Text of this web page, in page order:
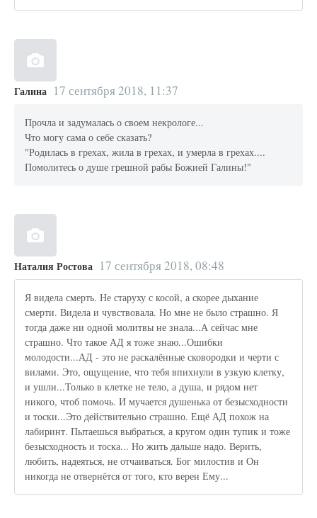
Галина 17 сентября 2018, 11:37
Прочла и задумалась о своем некрологе...
Что могу сама о себе сказать?
"Родилась в грехах, жила в грехах, и умерла в грехах....
Помолитесь о душе грешной рабы Божией Галины!"
Наталия Ростова 17 сентября 2018, 08:48
Я видела смерть. Не старуху с косой, а скорее дыхание
смерти. Видела и чувствовала. Но мне не было страшно. Я
тогда даже ни одной молитвы не знала...А сейчас мне
страшно. Что такое АД я тоже знаю...Ошибки
молодости...АД - это не раскалённые сковородки и черти с
вилами. Это, ощущение, что тебя впихнули в узкую клетку,
и ушли...Только в клетке не тело, а душа, и рядом нет
никого, чтоб помочь. И мучается душенька от безысходности
и тоски...Это действительно страшно. Ещё АД похож на
лабиринт. Пытаешься выбраться, а кругом один тупик и тоже
безысходность и тоска... Но жить дальше надо. Верить,
любить, надеяться, не отчаиваться. Бог милостив и Он
никогда не отвернётся от того, кто верен Ему...